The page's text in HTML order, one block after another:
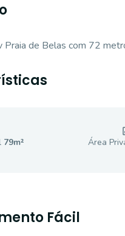
Praia de Belas com 72
79m² Área
Fácil